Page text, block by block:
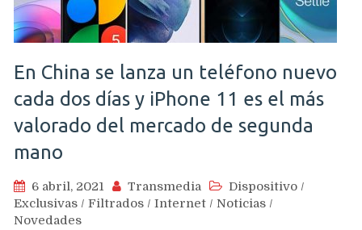
En China se lanza un teléfono nuevo
cada dos días y iPhone 11 es el más
valorado del mercado de segunda
mano
6 abril, 2021 Transmedia Dispositivo /
Exclusivas / Filtrados / Internet / Noticias /
Novedades